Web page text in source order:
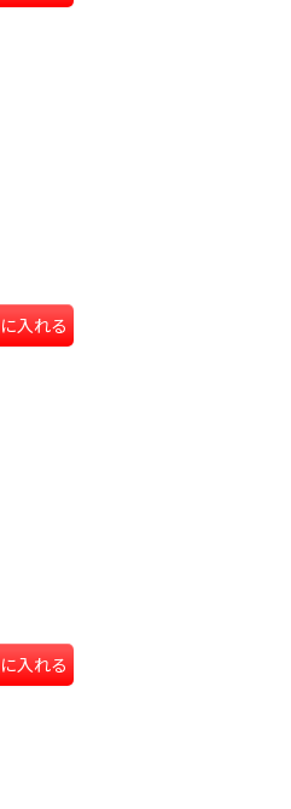
入れる
入れる